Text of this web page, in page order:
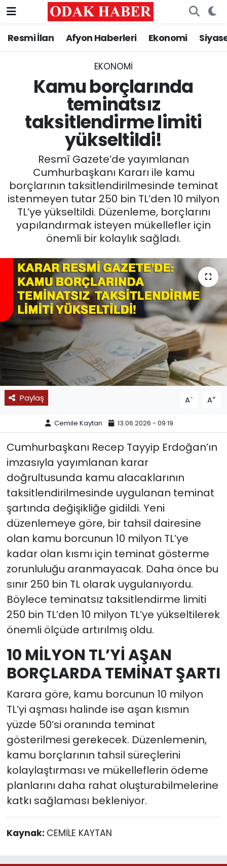
Resmi İlan Afyon Haberleri Ekonomi
EKONOMI
Kamu borçlarında
teminatsız
taksitlendirme limiti
yükseltildi!
Resmî Gazete’de yayımlanan
Cumhurbaşkanı Kararı ile kamu
borçlarının taksitlendirilmesinde teminat
istenmeyen tutar 250 bin TL’den 10 milyon
TL’ye yükseltildi. Düzenleme, borçlarını
yapılandırmak isteyen mükellefler için
önemli bir kolaylık sağladı.
Paylaş A- A+
Cemile Kaytan 13.06.2026 - 09:19
Cumhurbaşkanı Recep Tayyip Erdoğan’ın
imzasıyla yayımlanan karar
doğrultusunda kamu alacaklarının
taksitlendirilmesinde uygulanan teminat
şartında değişikliğe gidildi. Yeni
düzenlemeye göre, bir tahsil dairesine
olan kamu borcunun 10 milyon TL’ye
kadar olan kısmı için teminat gösterme
zorunluluğu aranmayacak. Daha önce bu
sınır 250 bin TL olarak uygulanıyordu.
Böylece teminatsız taksitlendirme limiti
250 bin TL’den 10 milyon TL’ye yükseltilerek
önemli ölçüde artırılmış oldu.
10 MİLYON TL’Yİ AŞAN
BORÇLARDA TEMİNAT ŞARTI
Karara göre, kamu borcunun 10 milyon
TL’yi aşması halinde ise aşan kısmın
yüzde 50’si oranında teminat
gösterilmesi gerekecek. Düzenlemenin,
kamu borçlarının tahsil süreçlerini
kolaylaştırması ve mükelleflerin ödeme
planlarını daha rahat oluşturabilmelerine
katkı sağlaması bekleniyor.
Kaynak: CEMİLE KAYTAN
AFYONKARAHİSAR HABERLERİ
ASAYİŞ
GÜNCEL
EĞİTİM
MAGAZİN
SAĞLIK
SPOR
11:11 MANŞET
Nöbetçi Eczaneler
Trafik Durumu
Süper Lig Puan Durumu ve Fikstür
Tüm Manşetler
Son Dakika Haberleri
Haber Arşivi